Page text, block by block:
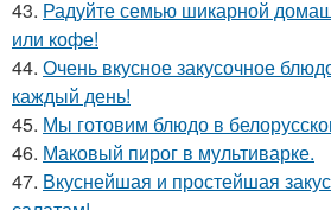
43. Радуйте семью шикарной
или кофе!
44. Очень вкусное закусочное
каждый день!
45. Мы готовим блюдо в
46. Маковый пирог в мультиварке.
47. Вкуснейшая и простейшая